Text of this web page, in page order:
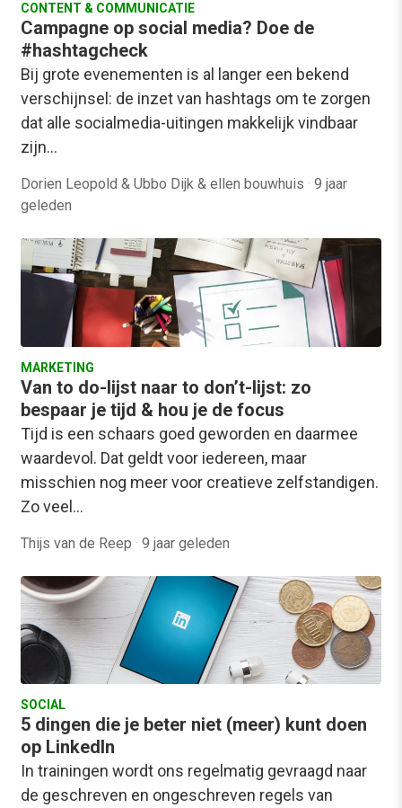
CONTENT & COMMUNICATIE
Campagne op social media? Doe de
#hashtagcheck
Bij grote evenementen is al langer een bekend
verschijnsel: de inzet van hashtags om te zorgen
dat alle socialmedia-uitingen makkelijk vindbaar
zijn…
Dorien Leopold & Ubbo Dijk & ellen bouwhuis · 9 jaar
geleden
MARKETING
Van to do-lijst naar to don’t-lijst: zo
bespaar je tijd & hou je de focus
Tijd is een schaars goed geworden en daarmee
waardevol. Dat geldt voor iedereen, maar
misschien nog meer voor creatieve zelfstandigen.
Zo veel…
Thijs van de Reep · 9 jaar geleden
SOCIAL
5 dingen die je beter niet (meer) kunt doen
op LinkedIn
In trainingen wordt ons regelmatig gevraagd naar
de geschreven en ongeschreven regels van